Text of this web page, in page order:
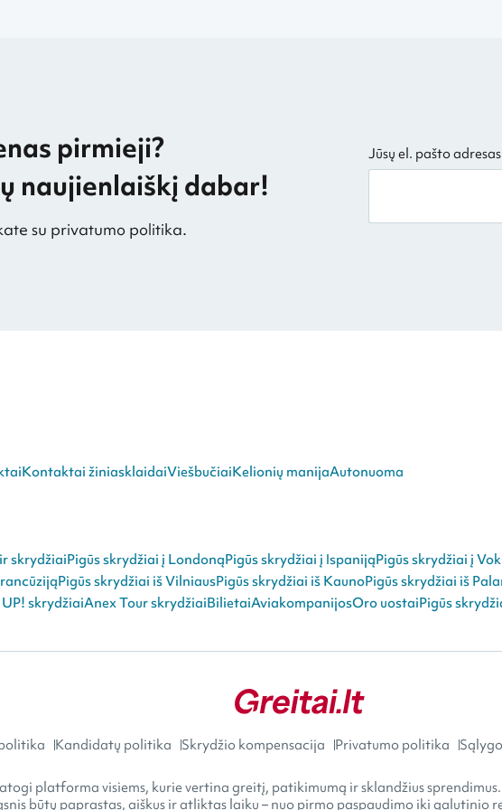
pirmieji?
naujienlaiškį dabar!
su privatumo politika.
Jūsų el. pašto adresas
Kontaktai žiniasklaidaiViešbučiaiKelionių manijaAutonuoma
skrydžiaiPigūs skrydžiai į LondonąPigūs skrydžiai į IspanijąPigūs skrydžiai į
Pigūs skrydžiai iš VilniausPigūs skrydžiai iš KaunoPigūs skrydžiai iš
skrydžiaiAnex Tour skrydžiaiBilietaiAviakompanijosOro uostaiPigūs
Kandidatų politika Skrydžio kompensacija Privatumo politika
platforma visiems, kurie vertina greitį, patikimumą ir sklandžius
būtų paprastas, aiškus ir atliktas laiku – nuo pirmo paspaudimo iki galutinio